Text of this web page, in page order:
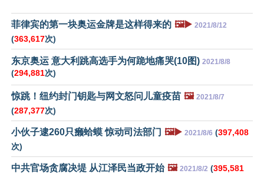
菲律宾的第一块奥运金牌是这样得来的 🖼️▶️ 2021/8/12
(363,617次)
东京奥运 意大利跳高选手为何跪地痛哭(10图) 2021/8/8
(294,881次)
惊跳！纽约封门钥匙与网文怒问儿童疫苗 🖼️ 2021/8/7
(287,377次)
小伙子逮260只癞蛤蟆 惊动司法部门 🖼️▶️ 2021/8/6 (397,408
次)
中共官场贪腐决堤 从江泽民当政开始 🖼️ 2021/8/2 (395,581